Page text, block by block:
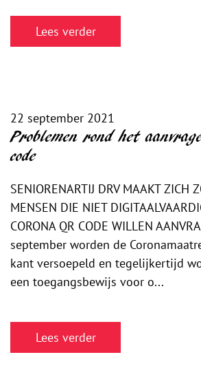
Lees verder
22 september 2021
Problemen rond het
code
SENIORENARTIJ DRV MAAKT ZICH
MENSEN DIE NIET
CORONA QR CODE WILLEN
september worden de
kant versoepeld en tegelijkertijd
een toegangsbewijs voor o...
Lees verder